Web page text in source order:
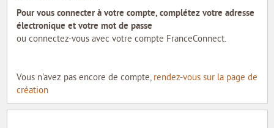
FAMILLE
CONTACTER L'AGGLO
SITE DE L'AGGLO
Pour vous connecter à votre compte, complétez votre adresse
électronique et votre mot de passe
ou connectez-vous avec votre compte FranceConnect.
Vous n'avez pas encore de compte, rendez-vous sur la page de
création